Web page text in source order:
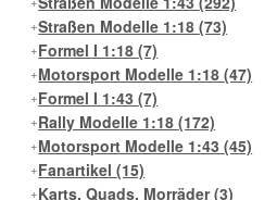
Straßen Modelle 1:18(73)
Formel I 1:18(7)
Motorsport Modelle 1:18(47)
Formel I 1:43(7)
Rally Modelle 1:18(172)
Motorsport Modelle 1:43(45)
Fanartikel(15)
Karts, Quads, Morräder(3)